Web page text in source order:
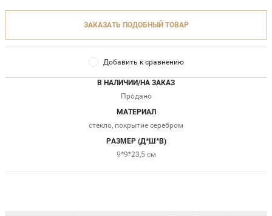
ЗАКАЗАТЬ ПОДОБНЫЙ ТОВАР
Добавить к сравнению
В НАЛИЧИИ/НА ЗАКАЗ
Продано
МАТЕРИАЛ
стекло, покрытие серебром
РАЗМЕР (Д*Ш*В)
9*9*23,5 см